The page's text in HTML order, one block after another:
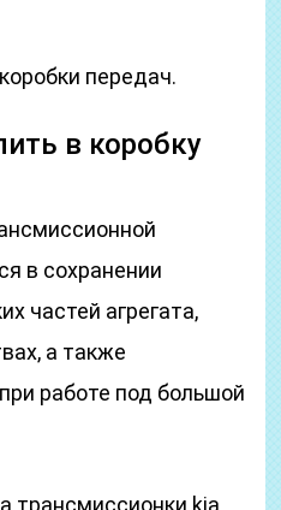
передач.
в коробку
в сохранении
частей агрегата,
а также
работе под большой
трансмиссионки kia